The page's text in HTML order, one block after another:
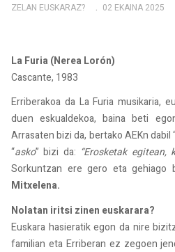
ZELAN EUSKARAZ? 02 EKAINA 2025
La Furia (Nerea Lorón)
Cascante, 1983
Erriberakoa da La Furia musikaria,
duen eskualdekoa, baina beti
Arrasaten bizi da, bertako AEKn dabil
“asko” bizi da: “Erosketak egitean,
Sorkuntzan ere gero eta gehiago
Mitxelena.
Nolatan iritsi zinen euskarara?
Euskara hasieratik egon da nire
familian eta Erriberan ez zegoen